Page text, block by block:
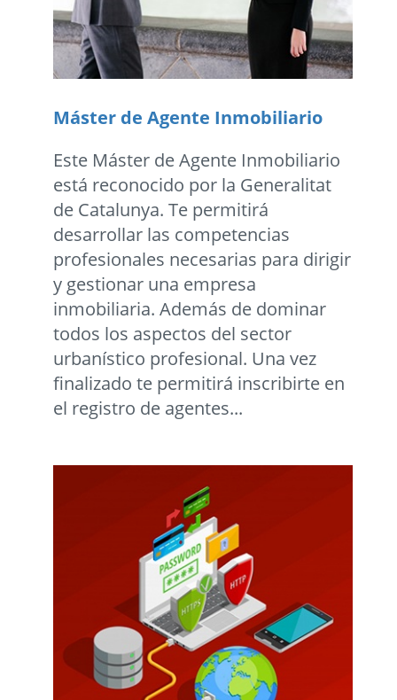
Máster de Agente Inmobiliario
Este Máster de Agente Inmobiliario
está reconocido por la Generalitat
de Catalunya. Te permitirá
desarrollar las competencias
profesionales necesarias para dirigir
y gestionar una empresa
inmobiliaria. Además de dominar
todos los aspectos del sector
urbanístico profesional. Una vez
finalizado te permitirá inscribirte en
el registro de agentes...